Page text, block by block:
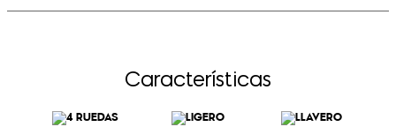
Características